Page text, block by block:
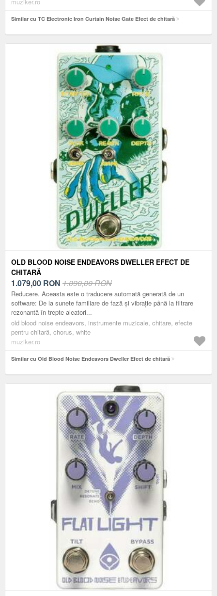
Similar cu TC Electronic Iron Curtain Noise Gate Efect de chitară
OLD BLOOD NOISE ENDEAVORS DWELLER EFECT DE
CHITARĂ
1.079,00 RON 1.090,00 RON
Reducere. Aceasta este o traducere automată generată de un
software: De la sunete familiare de fază și vibrație până la filtrare
rezonantă în trepte aleatori...
old blood noise endeavors, instrumente muzicale, chitare, efecte
pentru chitară, chorus, white
muziker.ro
Similar cu Old Blood Noise Endeavors Dweller Efect de chitară